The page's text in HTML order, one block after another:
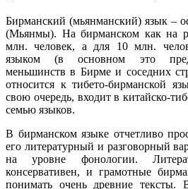
Бирманский (мьянманский) язык –
(Мьянмы). На бирманском как на
млн. человек, а для 10 млн.
языком (в основном это
меньшинств в Бирме и соседних
относится к тибето-бирманской
свою очередь, входит в китайско-
семью языков.
В бирманском языке отчетливо
его литературный и разговорный
на уровне фонологии.
консервативен, и грамотные
понимать очень древние тексты.